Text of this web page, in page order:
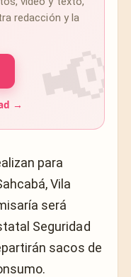
redacción y la
→
para
Vila
será
Seguridad
sacos de